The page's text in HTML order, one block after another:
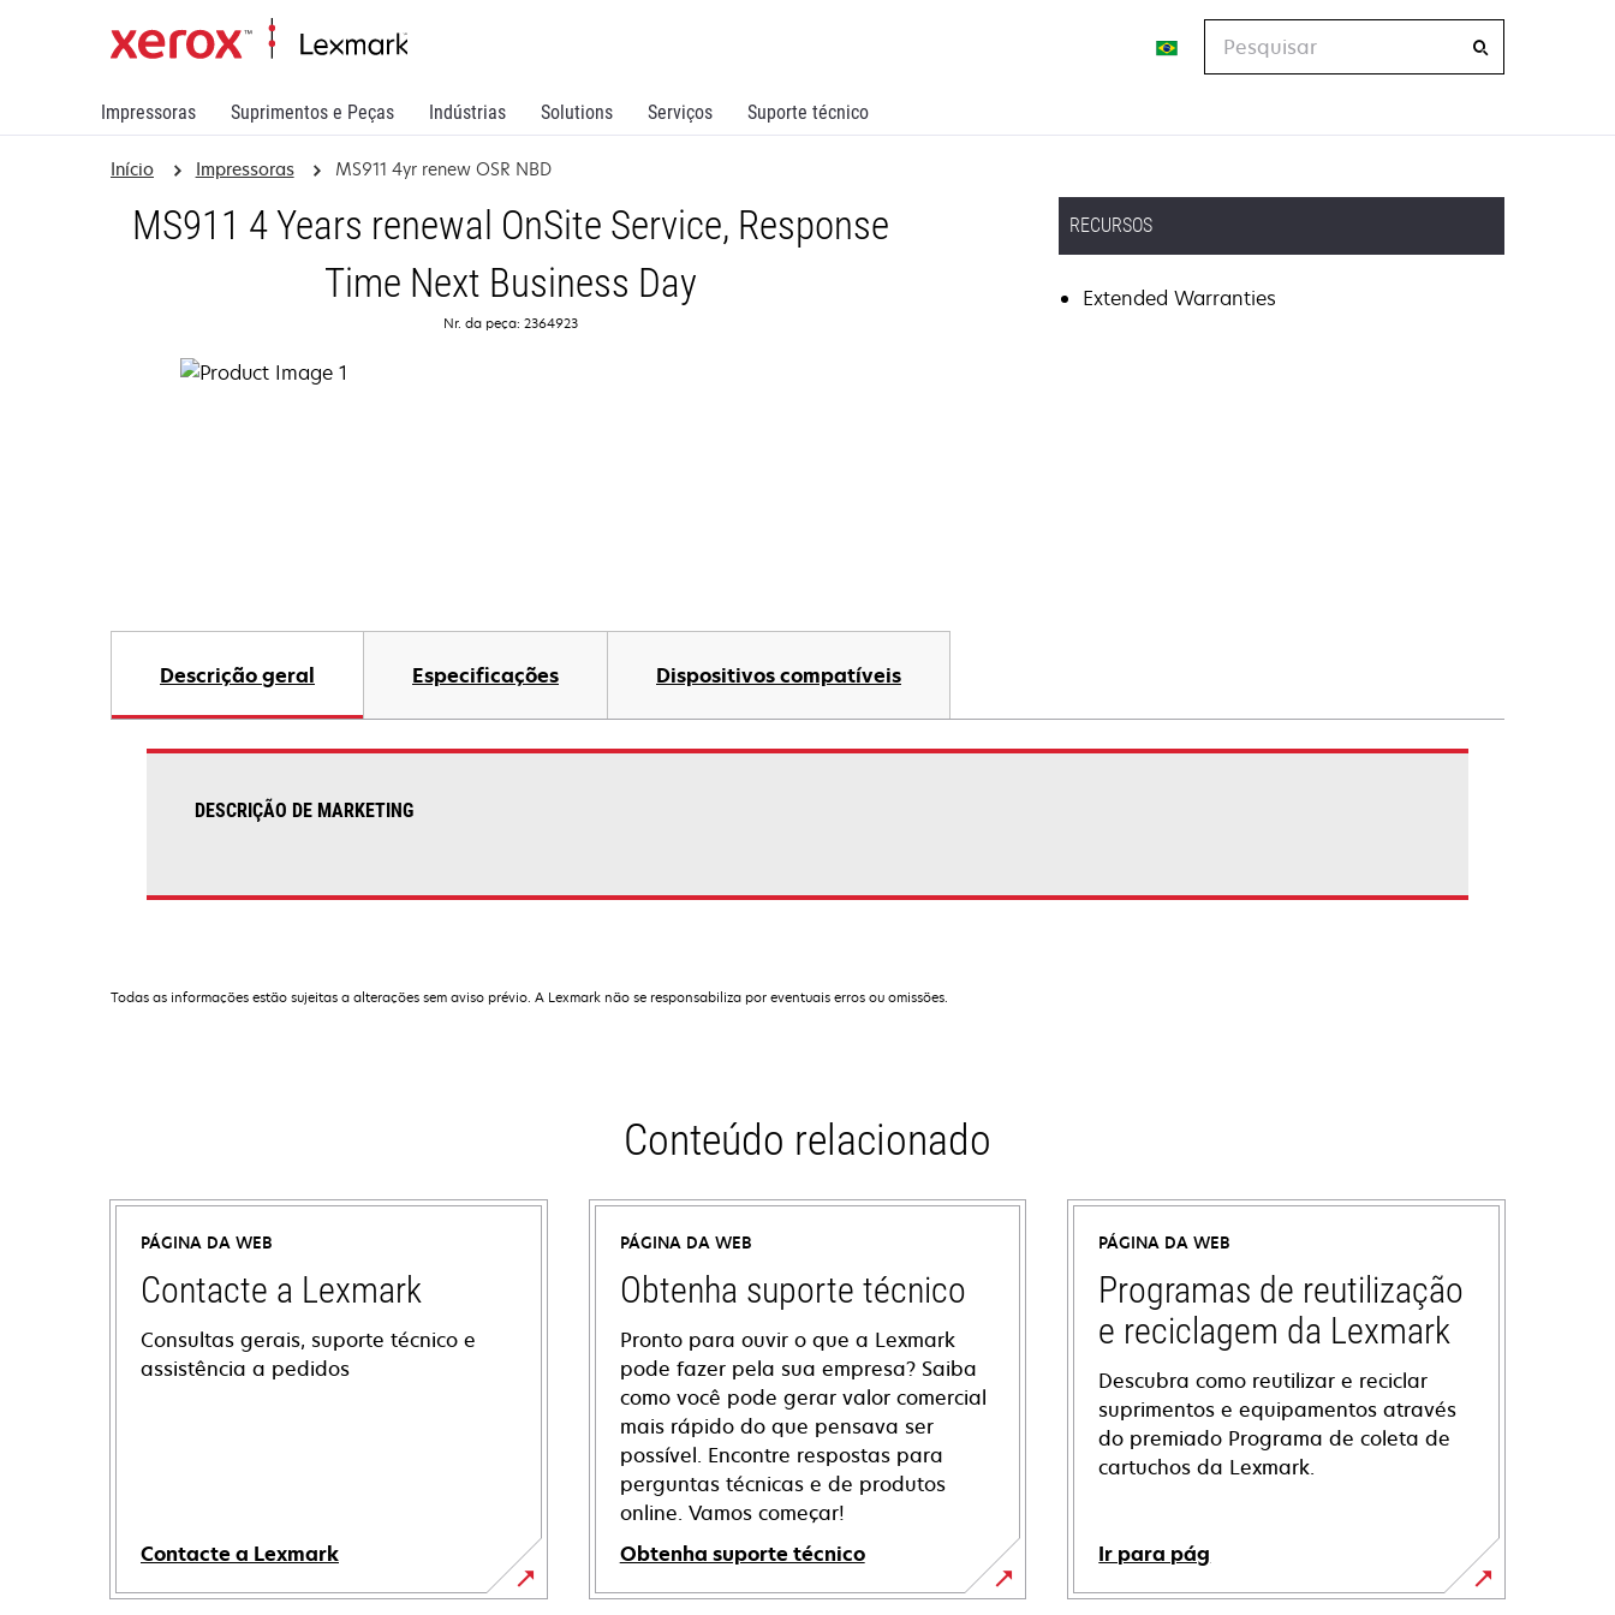
Impressoras Suprimentos e Peças Indústrias Solutions Serviços Suporte técnico
Início Impressoras MS911 4yr renew OSR NBD
MS911 4 Years renewal OnSite Service, Response
Time Next Business Day
Nr. da peça: 2364923
RECURSOS
Extended Warranties
Descrição geral Especificações Dispositivos compatíveis
DESCRIÇÃO DE MARKETING
Todas as informações estão sujeitas a alterações sem aviso prévio. A Lexmark não se responsabiliza por eventuais erros ou omissões.
Conteúdo relacionado
PÁGINA DA WEB
Contacte a Lexmark
Consultas gerais, suporte técnico e
assistência a pedidos
Contacte a Lexmark
PÁGINA DA WEB
Obtenha suporte técnico
Pronto para ouvir o que a Lexmark
pode fazer pela sua empresa? Saiba
como você pode gerar valor comercial
mais rápido do que pensava ser
possível. Encontre respostas para
perguntas técnicas e de produtos
online. Vamos começar!
Obtenha suporte técnico
abre
PÁGINA DA WEB
Programas de reutilização
e reciclagem da Lexmark
Descubra como reutilizar e reciclar
suprimentos e equipamentos através
do premiado Programa de coleta de
cartuchos da Lexmark.
Ir para pág